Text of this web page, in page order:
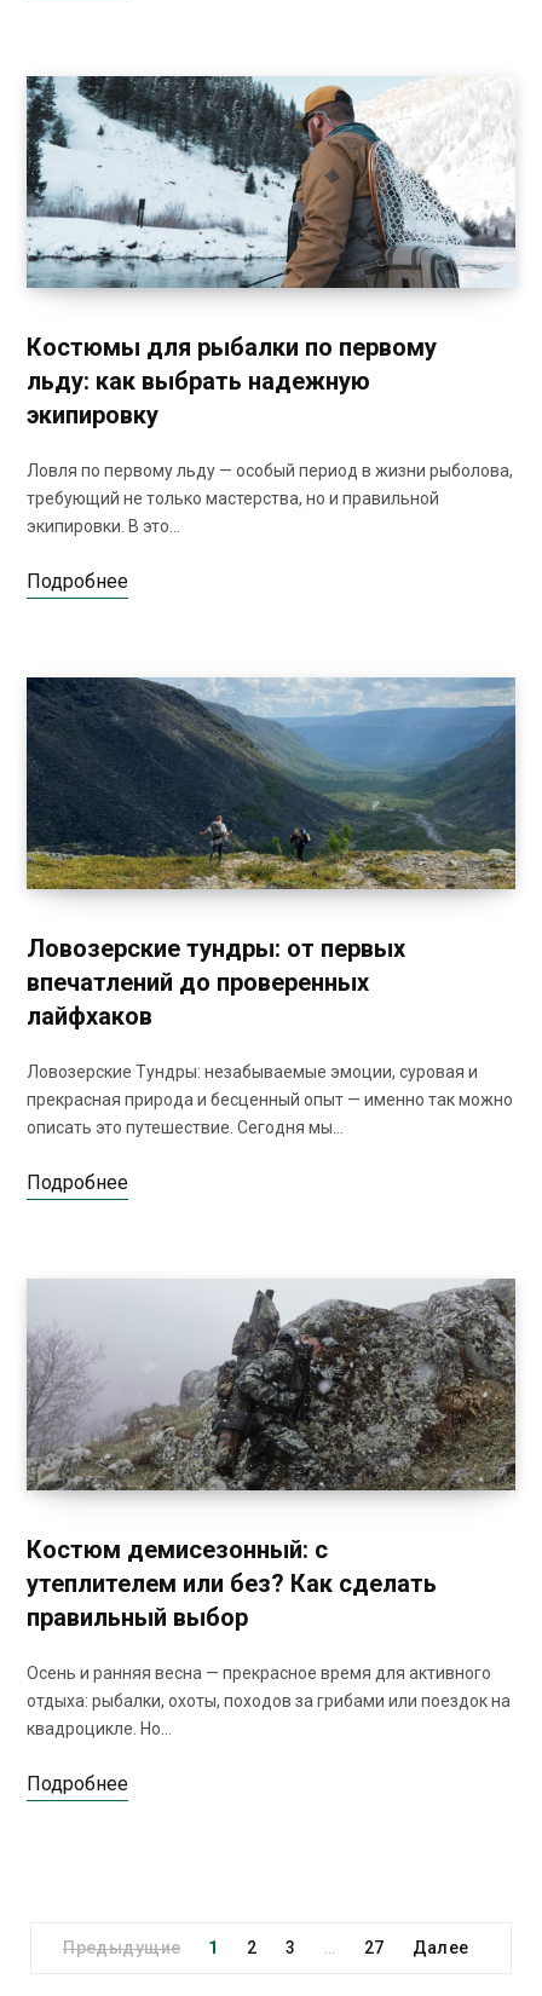
Костюмы для рыбалки по первому
льду: как выбрать надежную
экипировку
Ловля по первому льду — особый период в жизни рыболова,
требующий не только мастерства, но и правильной
экипировки. В это…
Подробнее
Ловозерские тундры: от первых
впечатлений до проверенных
лайфхаков
Ловозерские Тундры: незабываемые эмоции, суровая и
прекрасная природа и бесценный опыт — именно так можно
описать это путешествие. Сегодня мы…
Подробнее
Костюм демисезонный: с
утеплителем или без? Как сделать
правильный выбор
Осень и ранняя весна — прекрасное время для активного
отдыха: рыбалки, охоты, походов за грибами или поездок на
квадроцикле. Но…
Подробнее
Предыдущие 1 2 3 … 27 Далее